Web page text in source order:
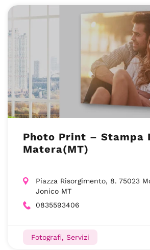
Photo Print – Stampa
Matera(MT)
Piazza Risorgimento, 8. 75023
Jonico MT
0835593406
Fotografi, Servizi